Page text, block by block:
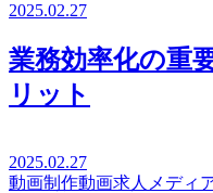
2025.02.27
業務効率化の重
リット
2025.02.27
動画制作動画求人メディ